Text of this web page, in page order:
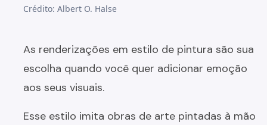
Crédito: Albert O. Halse
As renderizações em estilo de pintura são sua
escolha quando você quer adicionar emoção
aos seus visuais.
Esse estilo imita obras de arte pintadas à mão